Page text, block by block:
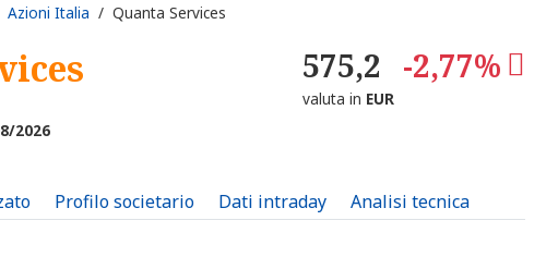
Azioni Italia / Quanta Services
575,2 -2,77%
valuta in EUR
2026
Profilo societario Dati intraday Analisi tecnica